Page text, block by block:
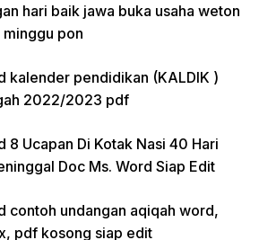
hari baik jawa buka usaha weton
pon
kalender pendidikan (KALDIK )
2022/2023 pdf
8 Ucapan Di Kotak Nasi 40 Hari
Doc Ms. Word Siap Edit
contoh undangan aqiqah word,
pdf kosong siap edit